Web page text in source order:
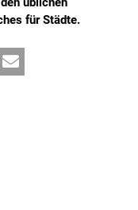
für Städte.